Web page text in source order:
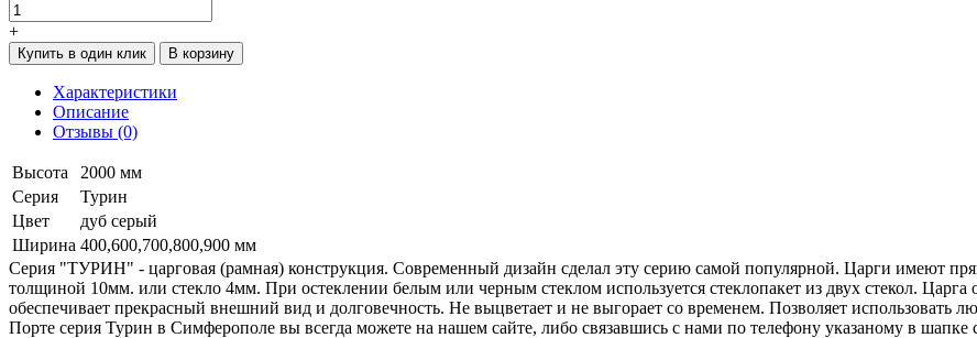
+
Купить в один клик В корзину
Характеристики
Описание
Отзывы (0)
Высота
2000 мм
Серия
Турин
Цвет
дуб серый
Ширина 400,600,700,800,900 мм
Серия "ТУРИН" - царговая (рамная) конструкция. Современный дизайн сделал эту серию самой популярной. Царги имеют
толщиной 10мм. или стекло 4мм. При остеклении белым или черным стеклом используется стеклопакет из двух стекол.
обеспечивает прекрасный внешний вид и долговечность. Не выцветает и не выгорает со временем. Позволяет
Порте серия Турин в Симферополе вы всегда можете на нашем сайте, либо связавшись с нами по телефону указаному в шапке